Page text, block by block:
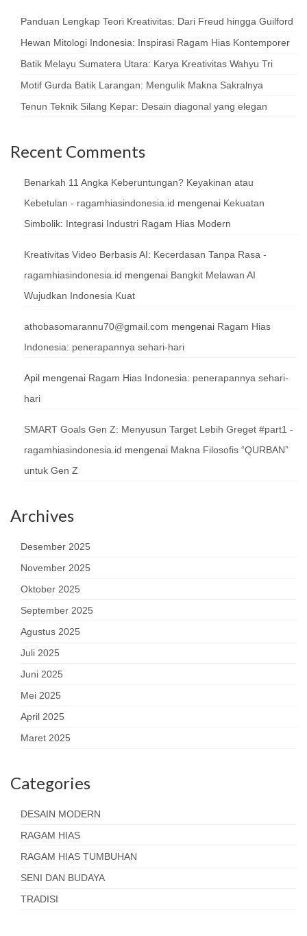
Panduan Lengkap Teori Kreativitas: Dari Freud hingga Guilford
Hewan Mitologi Indonesia: Inspirasi Ragam Hias Kontemporer
Batik Melayu Sumatera Utara: Karya Kreativitas Wahyu Tri
Motif Gurda Batik Larangan: Mengulik Makna Sakralnya
Tenun Teknik Silang Kepar: Desain diagonal yang elegan
Recent Comments
Benarkah 11 Angka Keberuntungan? Keyakinan atau
Kebetulan - ragamhiasindonesia.id mengenai Kekuatan
Simbolik: Integrasi Industri Ragam Hias Modern
Kreativitas Video Berbasis AI: Kecerdasan Tanpa Rasa -
ragamhiasindonesia.id mengenai Bangkit Melawan AI
Wujudkan Indonesia Kuat
athobasomarannu70@gmail.com mengenai Ragam Hias
Indonesia: penerapannya sehari-hari
Apil mengenai Ragam Hias Indonesia: penerapannya sehari-
hari
SMART Goals Gen Z: Menyusun Target Lebih Greget #part1 -
ragamhiasindonesia.id mengenai Makna Filosofis “QURBAN”
untuk Gen Z
Archives
Desember 2025
November 2025
Oktober 2025
September 2025
Agustus 2025
Juli 2025
Juni 2025
Mei 2025
April 2025
Maret 2025
Categories
DESAIN MODERN
RAGAM HIAS
RAGAM HIAS TUMBUHAN
SENI DAN BUDAYA
TRADISI